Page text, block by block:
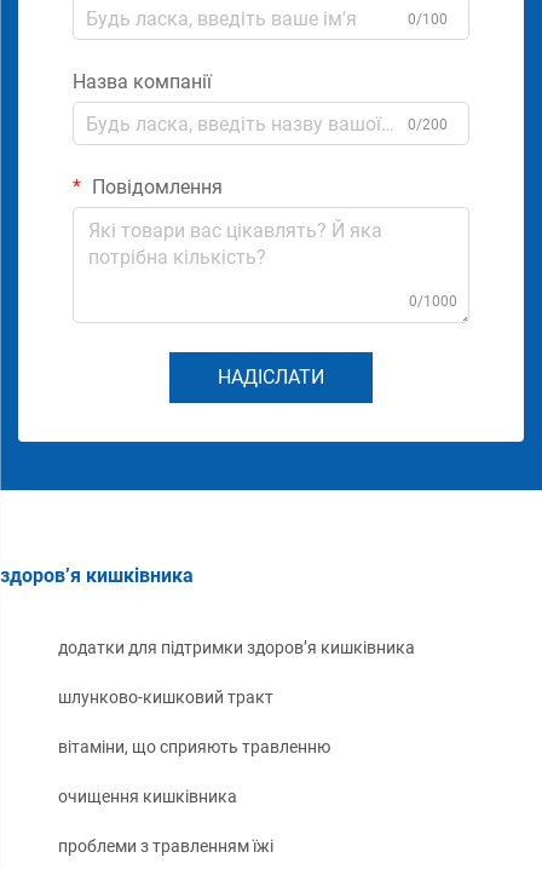
0/100
Назва компанії
0/200
Повідомлення
0/1000
НАДІСЛАТИ
здоров’я кишківника
додатки для підтримки здоров’я кишківника
шлунково-кишковий тракт
вітаміни, що сприяють травленню
очищення кишківника
проблеми з травленням їжі